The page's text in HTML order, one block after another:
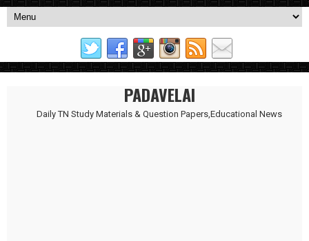
PADAVELAI
Daily TN Study Materials & Question Papers,Educational News